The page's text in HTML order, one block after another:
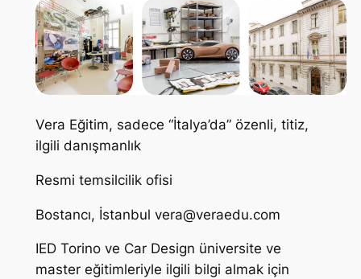
Vera Eğitim, sadece “İtalya’da” özenli, titiz,
ilgili danışmanlık
Resmi temsilcilik ofisi
Bostancı, İstanbul vera@veraedu.com
IED Torino ve Car Design üniversite ve
master eğitimleriyle ilgili bilgi almak için